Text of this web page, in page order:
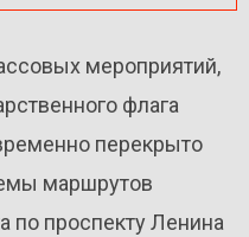
мероприятий,
флага
перекрыто
маршрутов
по проспекту Ленина